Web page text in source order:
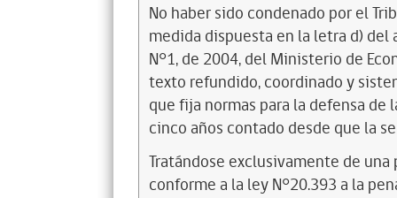
No haber sido condenado por el
medida dispuesta en la letra d)
N°1, de 2004, del Ministerio de
texto refundido, coordinado y
que fija normas para la defensa
cinco años contado desde que la
Tratándose exclusivamente de
conforme a la ley N°20.393 a la